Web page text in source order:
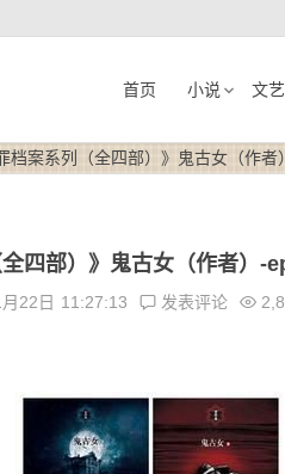
首页 小说 文艺
档案系列（全四部）》鬼古女（作
全四部）》鬼古女（作者）
22日 11:27:13 发表评论